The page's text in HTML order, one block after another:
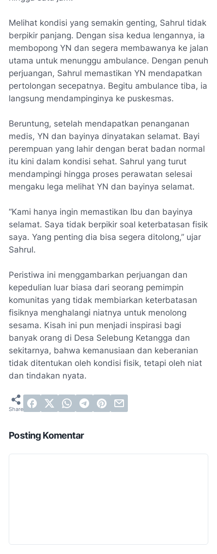
Melihat kondisi yang semakin genting, Sahrul tidak
berpikir panjang. Dengan sisa kedua lengannya, ia
membopong YN dan segera membawanya ke jalan
utama untuk menunggu ambulance. Dengan penuh
perjuangan, Sahrul memastikan YN mendapatkan
pertolongan secepatnya. Begitu ambulance tiba, ia
langsung mendampinginya ke puskesmas.
Beruntung, setelah mendapatkan penanganan
medis, YN dan bayinya dinyatakan selamat. Bayi
perempuan yang lahir dengan berat badan normal
itu kini dalam kondisi sehat. Sahrul yang turut
mendampingi hingga proses perawatan selesai
mengaku lega melihat YN dan bayinya selamat.
“Kami hanya ingin memastikan Ibu dan bayinya
selamat. Saya tidak berpikir soal keterbatasan fisik
saya. Yang penting dia bisa segera ditolong,” ujar
Sahrul.
Peristiwa ini menggambarkan perjuangan dan
kepedulian luar biasa dari seorang pemimpin
komunitas yang tidak membiarkan keterbatasan
fisiknya menghalangi niatnya untuk menolong
sesama. Kisah ini pun menjadi inspirasi bagi
banyak orang di Desa Selebung Ketangga dan
sekitarnya, bahwa kemanusiaan dan keberanian
tidak ditentukan oleh kondisi fisik, tetapi oleh niat
dan tindakan nyata.
Posting Komentar